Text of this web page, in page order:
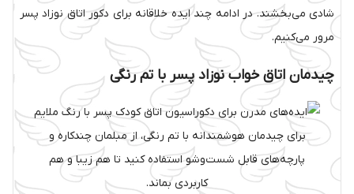
شادی می‌بخشند. در ادامه چند ایده خلاقانه برای دکور اتاق نوزاد پسر
مرور می‌کنیم.
چیدمان اتاق خواب نوزاد پسر با تم رنگی
برای چیدمان هوشمندانه با تم رنگی، از مبلمان چندکاره و
پارچه‌های قابل شست‌وشو استفاده کنید تا هم زیبا و هم
کاربردی بماند.